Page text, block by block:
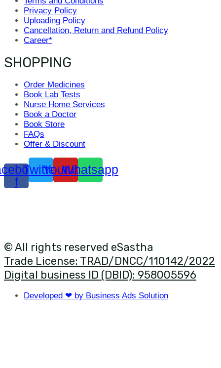
Privacy Policy
Uploading Policy
Cancellation, Return and Refund Policy
Career*
SHOPPING
Order Medicines
Book Lab Tests
Nurse Home Services
Book a Doctor
Book Store
FAQs
Offer & Discount
f
TwitterYoutube
Whatsapp
© All rights reserved eSastha
Trade License: TRAD/DNCC/110142/2022​
Digital business ID (DBID): 958005596
Developed ❤ by Business Ads Solution